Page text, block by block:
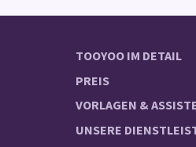
TOOYOO IM DETAIL
PREIS
VORLAGEN &
UNSERE